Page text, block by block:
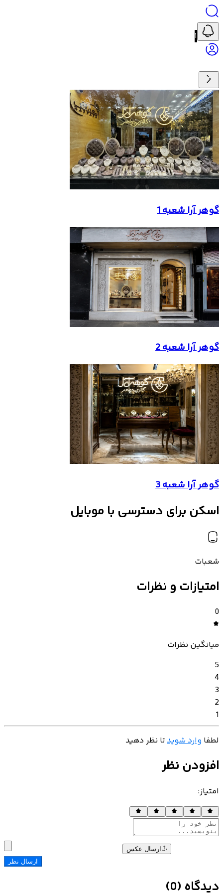
۱
گوهر آرا شعبه 1
گوهر آرا شعبه 2
گوهر آرا شعبه 3
اسکن برای دسترسی با موبایل
شعبات
امتیازات و نظرات
0
میانگین نظرات
5
4
3
2
1
لطفا وارد شویدتا نظر دهید
افزودن نظر
امتیاز:
ارسال عکس
ارسال نظر
دیدگاه (
0
)